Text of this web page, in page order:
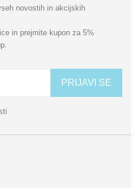
novostih in akcijskih
in prejmite kupon za 5%
PRIJAVI SE